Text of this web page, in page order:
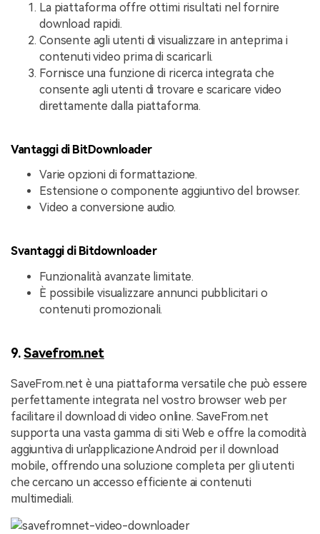
La piattaforma offre ottimi risultati nel fornire
download rapidi.
Consente agli utenti di visualizzare in anteprima i
contenuti video prima di scaricarli.
Fornisce una funzione di ricerca integrata che
consente agli utenti di trovare e scaricare video
direttamente dalla piattaforma.
Vantaggi di BitDownloader
Varie opzioni di formattazione.
Estensione o componente aggiuntivo del browser.
Video a conversione audio.
Svantaggi di Bitdownloader
Funzionalità avanzate limitate.
È possibile visualizzare annunci pubblicitari o
contenuti promozionali.
9.Savefrom.net
SaveFrom.net è una piattaforma versatile che può essere
perfettamente integrata nel vostro browser web per
facilitare il download di video online. SaveFrom.net
supporta una vasta gamma di siti Web e offre la comodità
aggiuntiva di un'applicazione Android per il download
mobile, offrendo una soluzione completa per gli utenti
che cercano un accesso efficiente ai contenuti
multimediali.